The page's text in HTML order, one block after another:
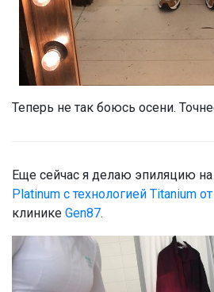
Теперь не так боюсь осени.
Еще сейчас я делаю эпиляцию на
Platinum с технологией Titanium
клинике Gen87.